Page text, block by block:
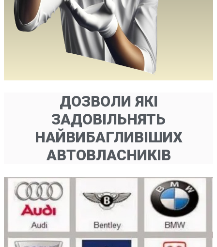
ДОЗВОЛИ ЯКІ
ЗАДОВІЛЬНЯТЬ
НАЙВИБАГЛИВІШИХ
АВТОВЛАСНИКІВ